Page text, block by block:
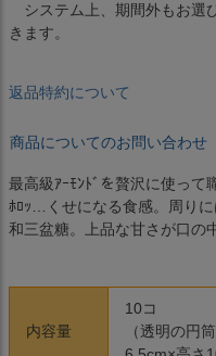
システム上、期間外もお選
きます。
返品特約について
商品についてのお問い合わせ
最高級ｱｰﾓﾝﾄﾞを贅沢に使って
ﾎﾛｯ…くせになる食感。周り
和三盆糖。上品な甘さが口の
内容量
10コ
（透明の円